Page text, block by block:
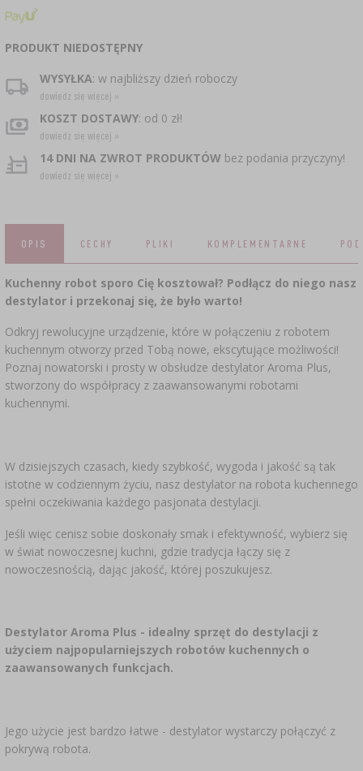
SUBSTANCJE ŻELUJĄCE DŻEMY
ZESTAWY SERWOWARSKIE
DEKORACJE CUKIERNICZE I PRODUKTY DO
PIECZENIA
GARNKI I FORMY RZYMSKIE
MASZYNKI DO MIELENIA
PAKOWANIE PRÓŻNIOWE
AKCESORIA DO PEKLOWANIA ›
›
OSŁONKI
JELITA
PEKLE, MARYNATY I ZIOŁA ›
LITERATURA WĘDLINIARSTWO
AROMATY DYMU WĘDZARNICZEGO
DROŻDŻE WINIARSKIE
ŚRODKI DODATKOWE
PRASY
ROZDRABNIARKI
FILTROWANIE
KORKOWANIE ›
AKCESORIA WINIARSKIE ›
MIERNIKI, WSKAŹNIKI ›
GĄSIORY ›
REGAŁY
AROMATYZACJA
LITERATURA
BADANIA WINA
DODATKI AROMATYZUJĄCE I PRZYPRAWY
LITERATURA
WĘDZENIE I GRILLOWANIE
KULTURY BAKTERII
PRZYPRAWY
AKCESORIA PIWOWARSKIE
KAPSLE
KAPSLOWNICE
BECZKI I WORKI
KAMIONKA
SOKOWNIKI
BUTELKI
SZYBKOWARY
LEJKI
ZACISKARKI
GĄSIORY
ZAKRĘTKI
VYPITO
DROŻDŻE GORZELNICZE
WĘGIEL AKTYWNY
SUBSTANCJE DODATKOWE
BADANIA ALKOHOLU
LITERATURA
DOMKI I KARMNIKI
WĘDZARNIE I HAKI
GRILLOWANIE
PAKOWANIE PRÓŻNIOWE ›
PRZECHOWYWANIE ›
MŁYNKI I MOŹDZIERZE ›
GADŻETY DOMOWE
PRODUKT NIEDOSTĘPNY
WYSYŁKA: w najbliższy dzień roboczy
dowiedz się więcej »
KOSZT DOSTAWY: od 0 zł!
dowiedz się więcej »
14 DNI NA ZWROT PRODUKTÓWbez podania przyczyny!
dowiedz się więcej »
OPIS CECHY PLIKI KOMPLEMENTARNE
Kuchenny robot sporo Cię kosztował? Podłącz do niego nasz
destylator i przekonaj się, że było warto!
Odkryj rewolucyjne urządzenie, które w połączeniu z robotem
kuchennym otworzy przed Tobą nowe, ekscytujące możliwości!
Poznaj nowatorski i prosty w obsłudze destylator Aroma Plus,
stworzony do współpracy z zaawansowanymi robotami
kuchennymi.
W dzisiejszych czasach, kiedy szybkość, wygoda i jakość są tak
istotne w codziennym życiu, nasz destylator na robota kuchennego
spełni oczekiwania każdego pasjonata destylacji.
Jeśli więc cenisz sobie doskonały smak i efektywność, wybierz się
w świat nowoczesnej kuchni, gdzie tradycja łączy się z
nowoczesnością, dając jakość, której poszukujesz.
Destylator Aroma Plus - idealny sprzęt do destylacji z
użyciem najpopularniejszych robotów kuchennych o
zaawansowanych funkcjach.
Jego użycie jest bardzo łatwe - destylator wystarczy połączyć z
pokrywą robota.